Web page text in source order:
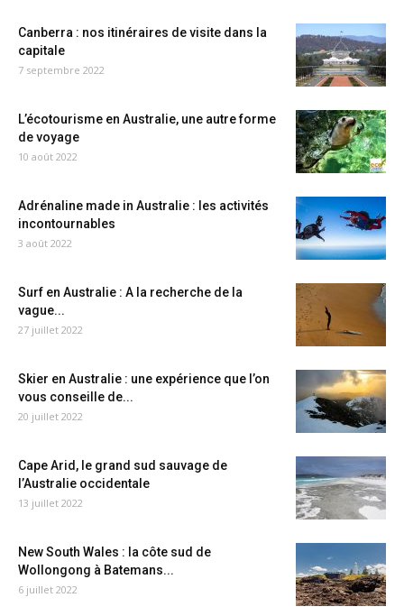
Canberra : nos itinéraires de visite dans la
capitale
7 septembre 2022
L’écotourisme en Australie, une autre forme
de voyage
10 août 2022
Adrénaline made in Australie : les activités
incontournables
3 août 2022
Surf en Australie : A la recherche de la
vague...
27 juillet 2022
Skier en Australie : une expérience que l’on
vous conseille de...
20 juillet 2022
Cape Arid, le grand sud sauvage de
l’Australie occidentale
13 juillet 2022
New South Wales : la côte sud de
Wollongong à Batemans...
6 juillet 2022